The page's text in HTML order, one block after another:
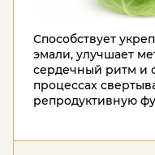
Способствует
эмали, улучшает
сердечный ритм и
процессах
репродуктивную